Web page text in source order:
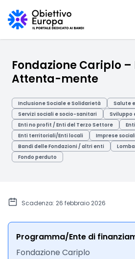
Fondazione Cariplo
Attenta-mente
Inclusione Sociale e Solidarietà
Salute
Servizi sociali e socio-sanitari
Sviluppo
Enti no profit / Enti del Terzo Settore
Enti territoriali/Enti locali
Imprese
Bandi delle Fondazioni / altri enti
Fondo perduto
Scadenza: 26 febbraio 2026
Programma/Ente di
Fondazione Cariplo